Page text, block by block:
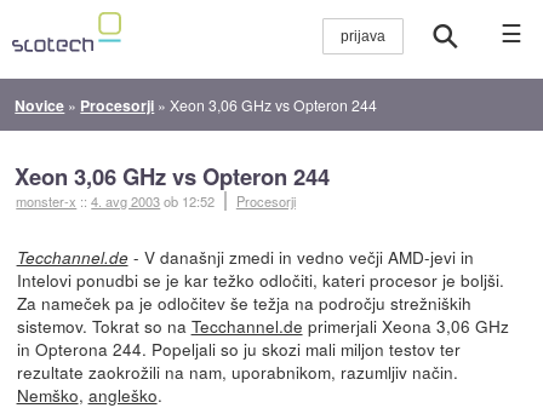
☰
Novice » Procesorji »Xeon 3,06 GHz vs Opteron 244
Xeon 3,06 GHz vs Opteron 244
monster-x ::4. avg 2003ob 12:52 Procesorji
Tecchannel.de- V današnji zmedi in vedno večji AMD-jevi in
Intelovi ponudbi se je kar težko odločiti, kateri procesor je boljši.
Za nameček pa je odločitev še težja na področju strežniških
sistemov. Tokrat so na Tecchannel.de primerjali Xeona 3,06 GHz
in Opterona 244. Popeljali so ju skozi mali miljon testov ter
rezultate zaokrožili na nam, uporabnikom, razumljiv način.
Nemško, angleško.